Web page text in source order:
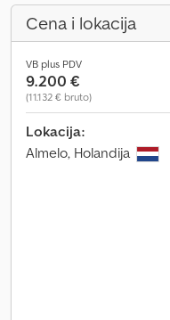
Cena i lokacija
VB plus PDV
9.200 €
(11.132 € bruto)
Lokacija:
Almelo, Holandija